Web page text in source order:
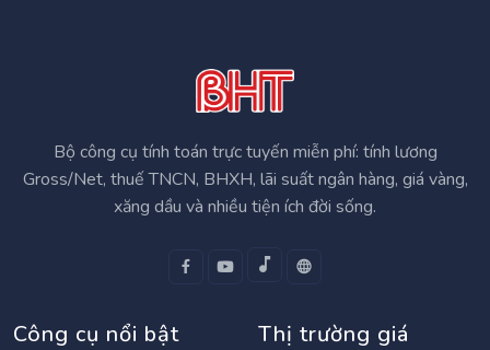
Bộ công cụ tính toán trực tuyến miễn phí: tính lương
Gross/Net, thuế TNCN, BHXH, lãi suất ngân hàng, giá vàng,
xăng dầu và nhiều tiện ích đời sống.
Công cụ nổi bật Thị trường giá